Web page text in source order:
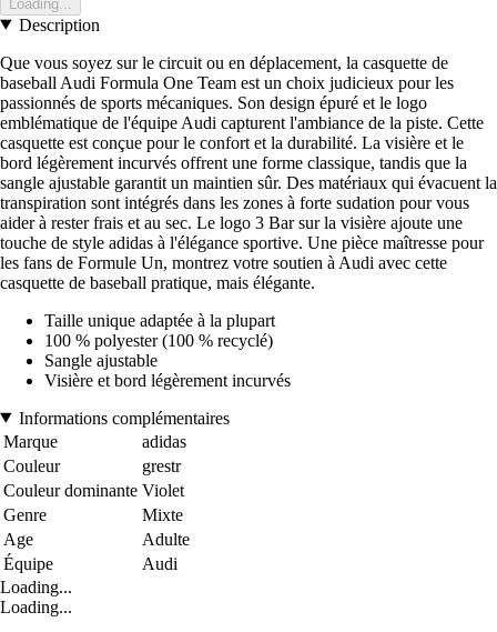
Loading...
Description
Que vous soyez sur le circuit ou en déplacement, la casquette de
baseball Audi Formula One Team est un choix judicieux pour les
passionnés de sports mécaniques. Son design épuré et le logo
emblématique de l'équipe Audi capturent l'ambiance de la piste. Cette
casquette est conçue pour le confort et la durabilité. La visière et le
bord légèrement incurvés offrent une forme classique, tandis que la
sangle ajustable garantit un maintien sûr. Des matériaux qui évacuent la
transpiration sont intégrés dans les zones à forte sudation pour vous
aider à rester frais et au sec. Le logo 3 Bar sur la visière ajoute une
touche de style adidas à l'élégance sportive. Une pièce maîtresse pour
les fans de Formule Un, montrez votre soutien à Audi avec cette
casquette de baseball pratique, mais élégante.
Taille unique adaptée à la plupart
100 % polyester (100 % recyclé)
Sangle ajustable
Visière et bord légèrement incurvés
Informations complémentaires
Marque
adidas
Couleur
grestr
Couleur dominante Violet
Genre
Mixte
Age
Adulte
Équipe
Audi
Loading...
Loading...